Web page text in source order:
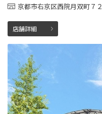
京都市右京区西院月双町７２
店舗詳細